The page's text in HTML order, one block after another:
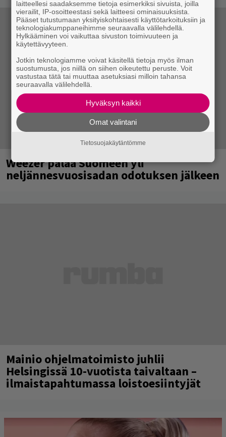
Weezer palaa Suomeen yli
neljännesvuosisadan odotuksen jälkeen
Mainio ohjelmatoimisto juhlii
Helsingissä 10-vuotista taivaltaan –
ilmaistapahtumassa loistoesiintyjät
laitteellesi saadaksemme tietoja esimerkiksi sivuista, joilla
vierailit, IP-osoitteestasi sekä laitteesi ominaisuuksista.
Pääset tutustumaan yksityiskohtaisesti käyttötarkoituksiin ja
teknologiakumppaneihimme seuraavalla välilehdellä.
Hylkääminen voi vaikuttaa sivuston toimivuuteen ja
käytettävyyteen.
Jotkin teknologiamme voivat käsitellä tietoja myös ilman
suostumusta, jos niillä on siihen oikeutettu peruste. Voit
vastustaa tätä tai muuttaa asetuksiasi milloin tahansa
seuraavalla välilehdellä.
Hyväksyn kaikki
Omat valintani
Tietosuojakäytäntömme